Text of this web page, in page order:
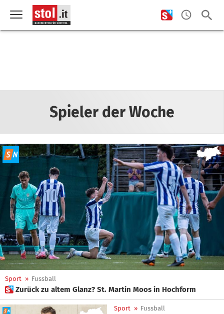
Spieler der Woche
Sport » Fussball
 Zurück zu altem Glanz? St. Martin Moos in Hochform
Sport » Fussball